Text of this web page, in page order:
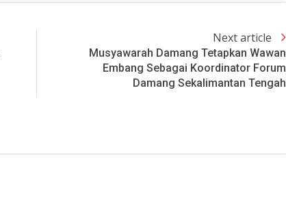
Next article
Musyawarah Damang Tetapkan Wawan
Embang Sebagai Koordinator Forum
Damang Sekalimantan Tengah